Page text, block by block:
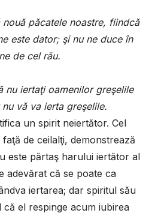
păcatele noastre, fiindcă
este dator; şi nu ne duce în
de cel rău.
nu iertaţi oamenilor greşelile
vă va ierta greşelile.
un spirit neiertător. Cel
de ceilalţi, demonstrează
este părtaş harului iertător al
adevărat că se poate ca
iertarea; dar spiritul său
el respinge acum iubirea